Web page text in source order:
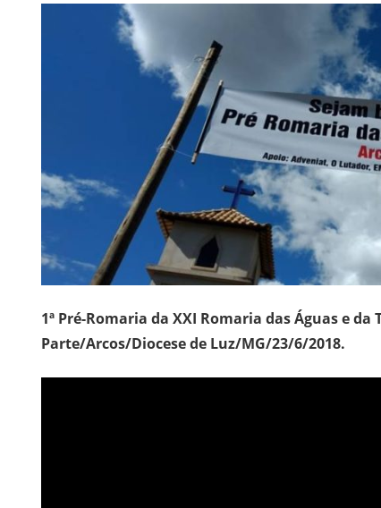
1ª Pré-Romaria da XXI Romaria das Águas e da
Parte/Arcos/Diocese de Luz/MG/23/6/2018.